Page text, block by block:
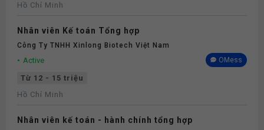
Hồ Chí Minh
Nhân viên Kế toán Tổng hợp
Công Ty TNHH Xinlong Biotech Việt Nam
Active OMess
Từ 12 - 15 triệu
Hồ Chí Minh
Nhân viên kế toán - hành chính tổng hợp